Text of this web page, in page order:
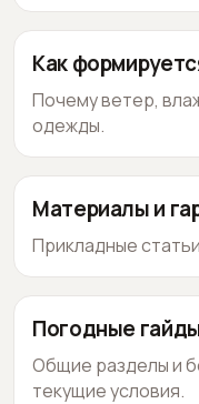
Как
Почему ветер,
одежды.
Материалы и
Прикладные
Погодные
Общие разделы и
текущие условия.